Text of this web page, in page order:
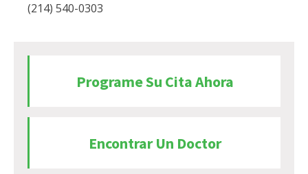
(214) 540-0303
Programe Su Cita Ahora
Encontrar Un Doctor